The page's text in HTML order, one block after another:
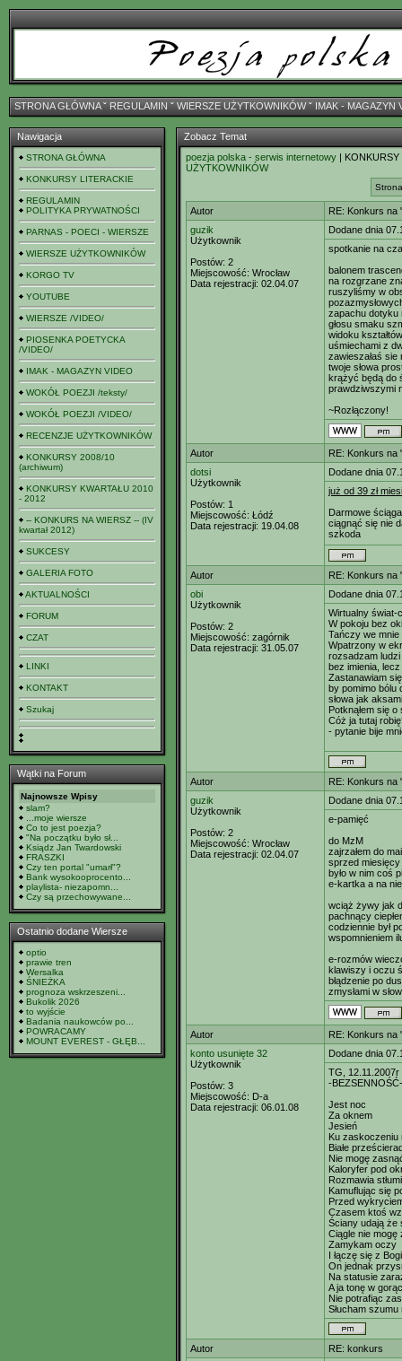
STRONA GŁÓWNAˇ REGULAMIN ˇ WIERSZE UŻYTKOWNIKÓWˇ IMAK - MAGAZYN
Nawigacja
STRONA GŁÓWNA
KONKURSY LITERACKIE
REGULAMIN
POLITYKA PRYWATNOŚCI
PARNAS - POECI - WIERSZE
WIERSZE UŻYTKOWNIKÓW
KORGO TV
YOUTUBE
WIERSZE /VIDEO/
PIOSENKA POETYCKA
/VIDEO/
IMAK - MAGAZYN VIDEO
WOKÓŁ POEZJI /teksty/
WOKÓŁ POEZJI /VIDEO/
RECENZJE UŻYTKOWNIKÓW
KONKURSY 2008/10
(archiwum)
KONKURSY KWARTAŁU 2010
- 2012
-- KONKURS NA WIERSZ -- (IV
kwartał 2012)
SUKCESY
GALERIA FOTO
AKTUALNOŚCI
FORUM
CZAT
LINKI
KONTAKT
Szukaj
Wątki na Forum
Najnowsze Wpisy
slam?
...moje wiersze
Co to jest poezja?
"Na początku było sł...
Ksiądz Jan Twardowski
FRASZKI
Czy ten portal "umarł"?
Bank wysokooprocento...
playlista- niezapomn...
Czy są przechowywane...
Ostatnio dodane Wiersze
optio
prawie tren
Wersalka
ŚNIEŻKA
prognoza wskrzeszeni...
Bukolik 2026
to wyjście
Badania naukowców po...
POWRACAMY
MOUNT EVEREST - GŁĘB...
Zobacz Temat
poezja polska - serwis internetowy |
UŻYTKOWNIKÓW
Autor
RE: Konkurs na
guzik
Użytkownik
Postów: 2
Miejscowość: Wrocław
Data rejestracji: 02.04.07
Dodane dnia
spotkanie na
balonem
na rozgrzane
ruszyliśmy w
zapachu dotyku
głosu smaku
widoku
uśmiechami z
zawieszałaś
twoje słowa
krążyć będą do
prawdziwszymi
~Rozłączony!
Autor
RE: Konkurs na
dotsi
Użytkownik
Postów: 1
Miejscowość: Łódź
Data rejestracji: 19.04.08
Dodane dnia
już od 39 zł
Darmowe
ciągnąć się nie
szkoda
Autor
RE: Konkurs na
obi
Użytkownik
Postów: 2
Miejscowość: zagórnik
Data rejestracji: 31.05.07
Dodane dnia
Wirtualny świat-
W pokoju bez
Tańczy we
Wpatrzony w
rozsadzam
bez imienia,
Zastanawiam
by pomimo bólu
słowa jak
Potknąłem się
Cóż ja tutaj
- pytanie bije
Autor
RE: Konkurs na
guzik
Użytkownik
Postów: 2
Miejscowość: Wrocław
Data rejestracji: 02.04.07
Dodane dnia
e-pamięć
do MzM
zajrzałem do
sprzed miesięcy
było w nim coś
e-kartka a na
wciąż żywy jak
pachnący
codziennie był
wspomnieniem
e-rozmów
klawiszy i oczu
błądzenie po
zmysłami w
Autor
RE: Konkurs na
konto usunięte 32
Użytkownik
Postów: 3
Miejscowość: D-a
Data rejestracji: 06.01.08
Dodane dnia
TG, 12.11.2007r
-BEZSENNOŚĆ-
Jest noc
Za oknem
Jesień
Ku zaskoczeniu
Białe
Nie mogę
Kaloryfer pod
Rozmawia
Kamuflując się
Przed
Czasem ktoś
Ściany udają że
Ciągle nie mogę
Zamykam oczy
I łączę się z
On jednak
Na statusie
A ja tonę w
Nie potrafiąc
Słucham
Autor
RE: konkurs